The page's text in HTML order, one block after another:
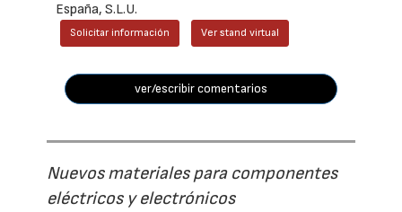
España, S.L.U.
Solicitar información Ver stand virtual
ver/escribir comentarios
Nuevos materiales para componentes
eléctricos y electrónicos